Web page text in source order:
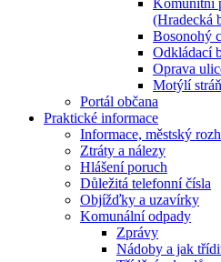
Komunitní
(Hradecká
Bosonohý
Odkládací
Oprava
Motýlí stráň
Portál občana
Praktické informace
Informace, městský
Ztráty a nálezy
Hlášení poruch
Důležitá telefonní čísla
Objížďky a uzavírky
Komunální odpady
Zprávy
Nádoby a jak